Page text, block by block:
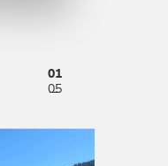
01
05